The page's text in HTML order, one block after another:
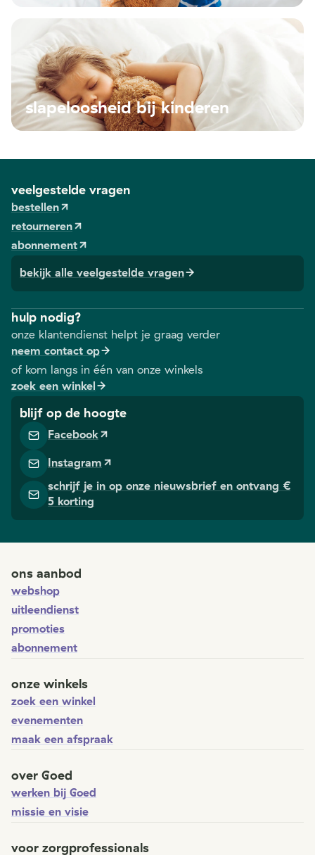
slapeloosheid bij kinderen
veelgestelde vragen
bestellen
retourneren
abonnement
bekijk alle veelgestelde vragen
hulp nodig?
onze klantendienst helpt je graag verder
neem contact op
of kom langs in één van onze winkels
zoek een winkel
blijf op de hoogte
Facebook
Instagram
schrijf je in op onze nieuwsbrief en ontvang €
5 korting
ons aanbod
webshop
uitleendienst
promoties
abonnement
onze winkels
zoek een winkel
evenementen
maak een afspraak
over Goed
werken bij Goed
missie en visie
voor zorgprofessionals